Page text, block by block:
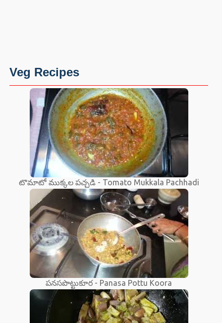
Veg Recipes
టొమాటో ముక్కల పచ్చడి - Tomato Mukkala Pachhadi
పనసపొట్టుకూర - Panasa Pottu Koora